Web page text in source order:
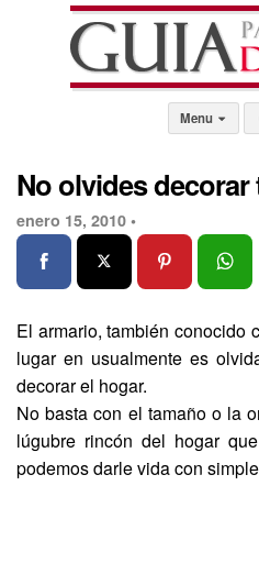
Menu
No olvides
enero 15, 2010 •
El armario, también conocido
lugar en usualmente es
decorar el hogar.
No basta con el tamaño o la
lúgubre rincón del hogar
podemos darle vida con